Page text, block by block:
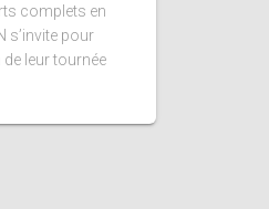
complets en
s’invite pour
leur tournée